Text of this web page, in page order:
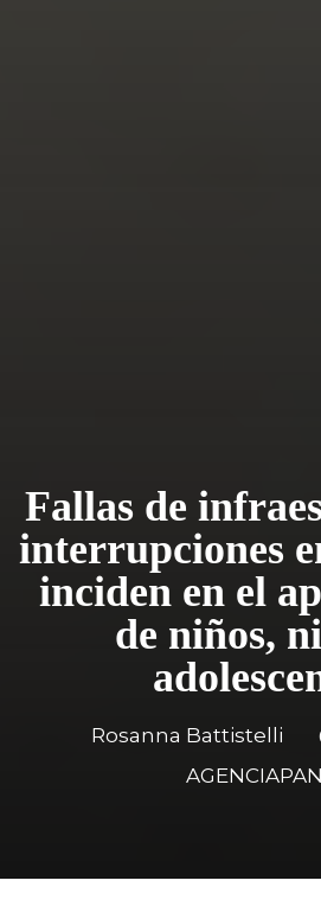
Fallas de
interrupciones
inciden en el
de niños,
Rosanna Battistelli